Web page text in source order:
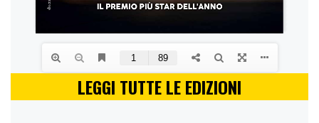
LEGGI TUTTE LE EDIZIONI